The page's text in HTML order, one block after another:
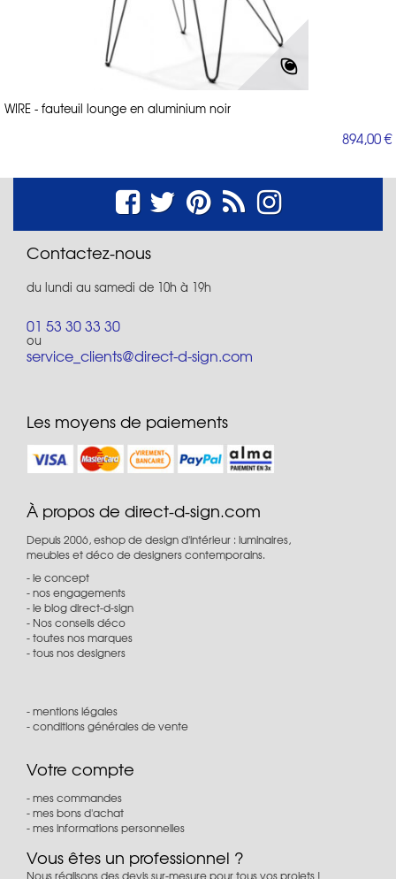
WIRE - fauteuil lounge en aluminium noir
894,00 €
Contactez-nous
du lundi au samedi de 10h à 19h
01 53 30 33 30
ou
service_clients@direct-d-sign.com
Les moyens de paiements
À propos de direct-d-sign.com
Depuis 2006, eshop de design d'intérieur : luminaires,
meubles et déco de designers contemporains.
le concept
nos engagements
le blog direct-d-sign
Nos conseils déco
toutes nos marques
tous nos designers
mentions légales
conditions générales de vente
Votre compte
mes commandes
mes bons d'achat
mes informations personnelles
Vous êtes un professionnel ?
Nous réalisons des devis sur-mesure pour tous vos projets !